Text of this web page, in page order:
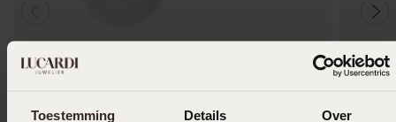
Toestemming Details Over